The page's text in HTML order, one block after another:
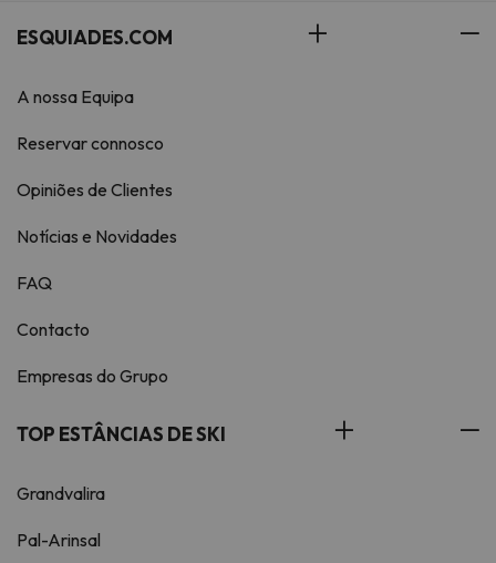
ESQUIADES.COM
A nossa Equipa
Reservar connosco
Opiniões de Clientes
Notícias e Novidades
FAQ
Contacto
Empresas do Grupo
TOP ESTÂNCIAS DE SKI
Grandvalira
Pal-Arinsal